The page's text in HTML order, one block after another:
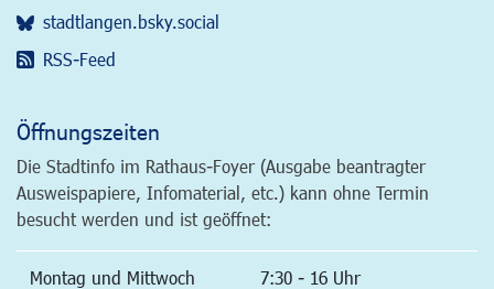
stadtlangen.bsky.social
RSS-Feed
Öffnungszeiten
Die Stadtinfo im Rathaus-Foyer (Ausgabe beantragter
Ausweispapiere, Infomaterial, etc.) kann ohne Termin
besucht werden und ist geöffnet:
Montag und Mittwoch 7:30 - 16 Uhr